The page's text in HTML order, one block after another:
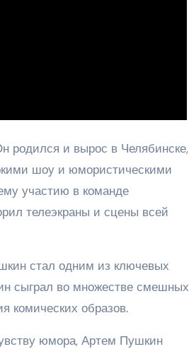
родился и вырос в Челябинске,
шоу и юмористическими
участию в команде
телеэкраны и сцены всей
стал одним из ключевых
сыграл во множестве смешных
комических образов.
юмора, Артем Пушкин